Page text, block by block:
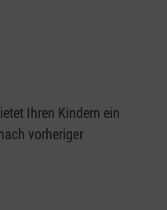
Ihren Kindern ein
vorheriger